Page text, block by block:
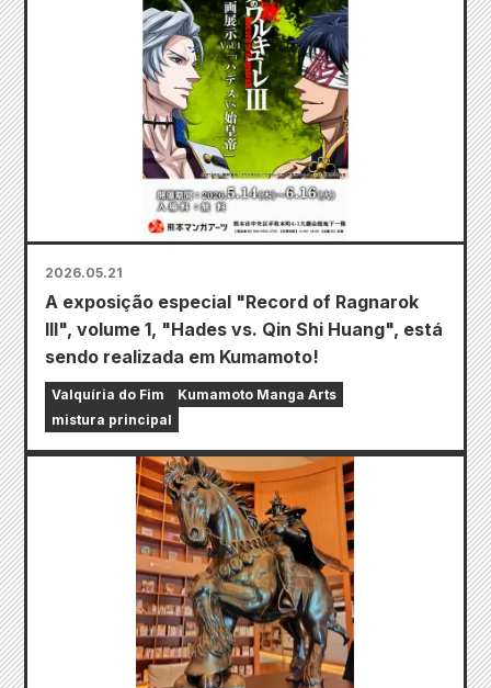
2026.05.21
A exposição especial "Record of Ragnarok
III", volume 1, "Hades vs. Qin Shi Huang", está
sendo realizada em Kumamoto!
Valquíria do Fim
Kumamoto Manga Arts
mistura principal